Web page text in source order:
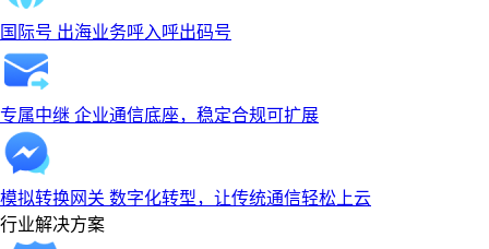
国际号 出海业务呼入呼出码号
专属中继 企业通信底座，稳定合规可扩展
模拟转换网关 数字化转型，让传统通信轻松上云
行业解决方案